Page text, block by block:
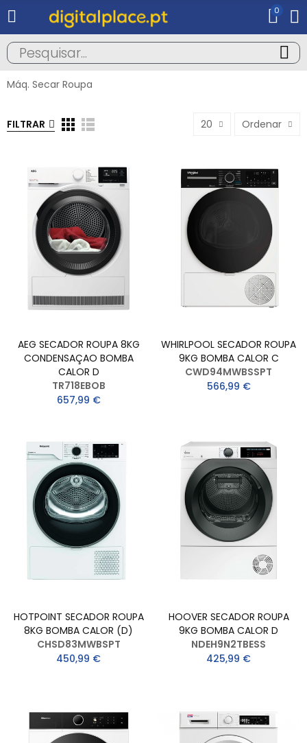
0
Máq. Secar Roupa
FILTRAR 20 Ordenar
AEG SECADOR ROUPA 8KG
CONDENSAÇAO BOMBA
CALOR D
TR718EBOB
657,99 €
WHIRLPOOL SECADOR ROUPA
9KG BOMBA CALOR C
CWD94MWBSSPT
566,99 €
HOTPOINT SECADOR ROUPA
8KG BOMBA CALOR (D)
CHSD83MWBSPT
450,99 €
HOOVER SECADOR ROUPA
9KG BOMBA CALOR D
NDEH9N2TBESS
425,99 €